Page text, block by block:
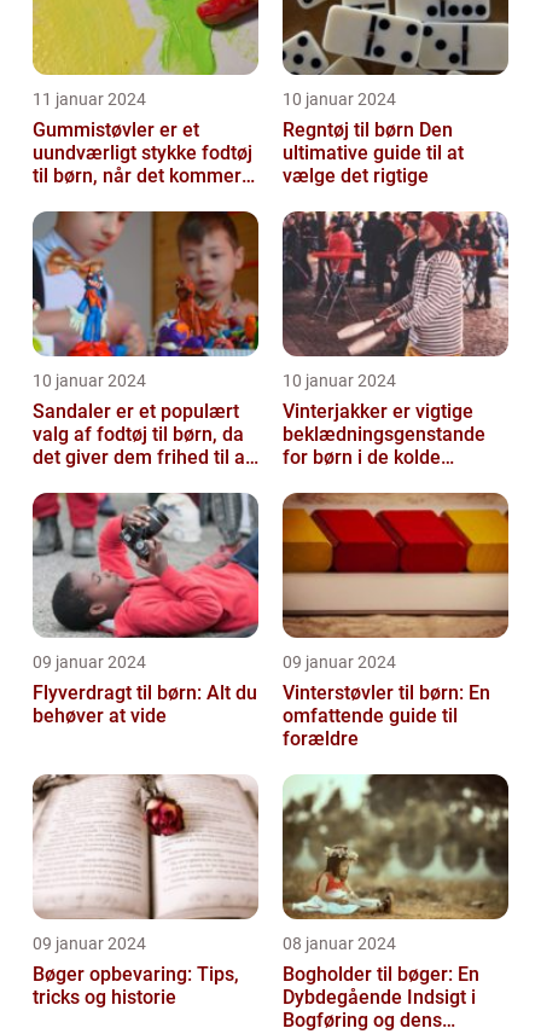
11 januar 2024
Gummistøvler er et
uundværligt stykke fodtøj
til børn, når det kommer
opl...
10 januar 2024
Regntøj til børn Den
ultimative guide til at
vælge det rigtige
10 januar 2024
Sandaler er et populært
valg af fodtøj til børn, da
det giver dem frihed til at
10 januar 2024
Vinterjakker er vigtige
beklædningsgenstande
for børn i de kolde
09 januar 2024
Flyverdragt til børn: Alt du
behøver at vide
09 januar 2024
Vinterstøvler til børn: En
omfattende guide til
forældre
09 januar 2024
Bøger opbevaring: Tips,
tricks og historie
08 januar 2024
Bogholder til bøger: En
Dybdegående Indsigt i
Bogføring og dens